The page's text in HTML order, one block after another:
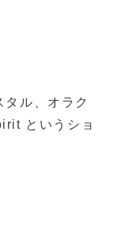
ル、オラク
というショ